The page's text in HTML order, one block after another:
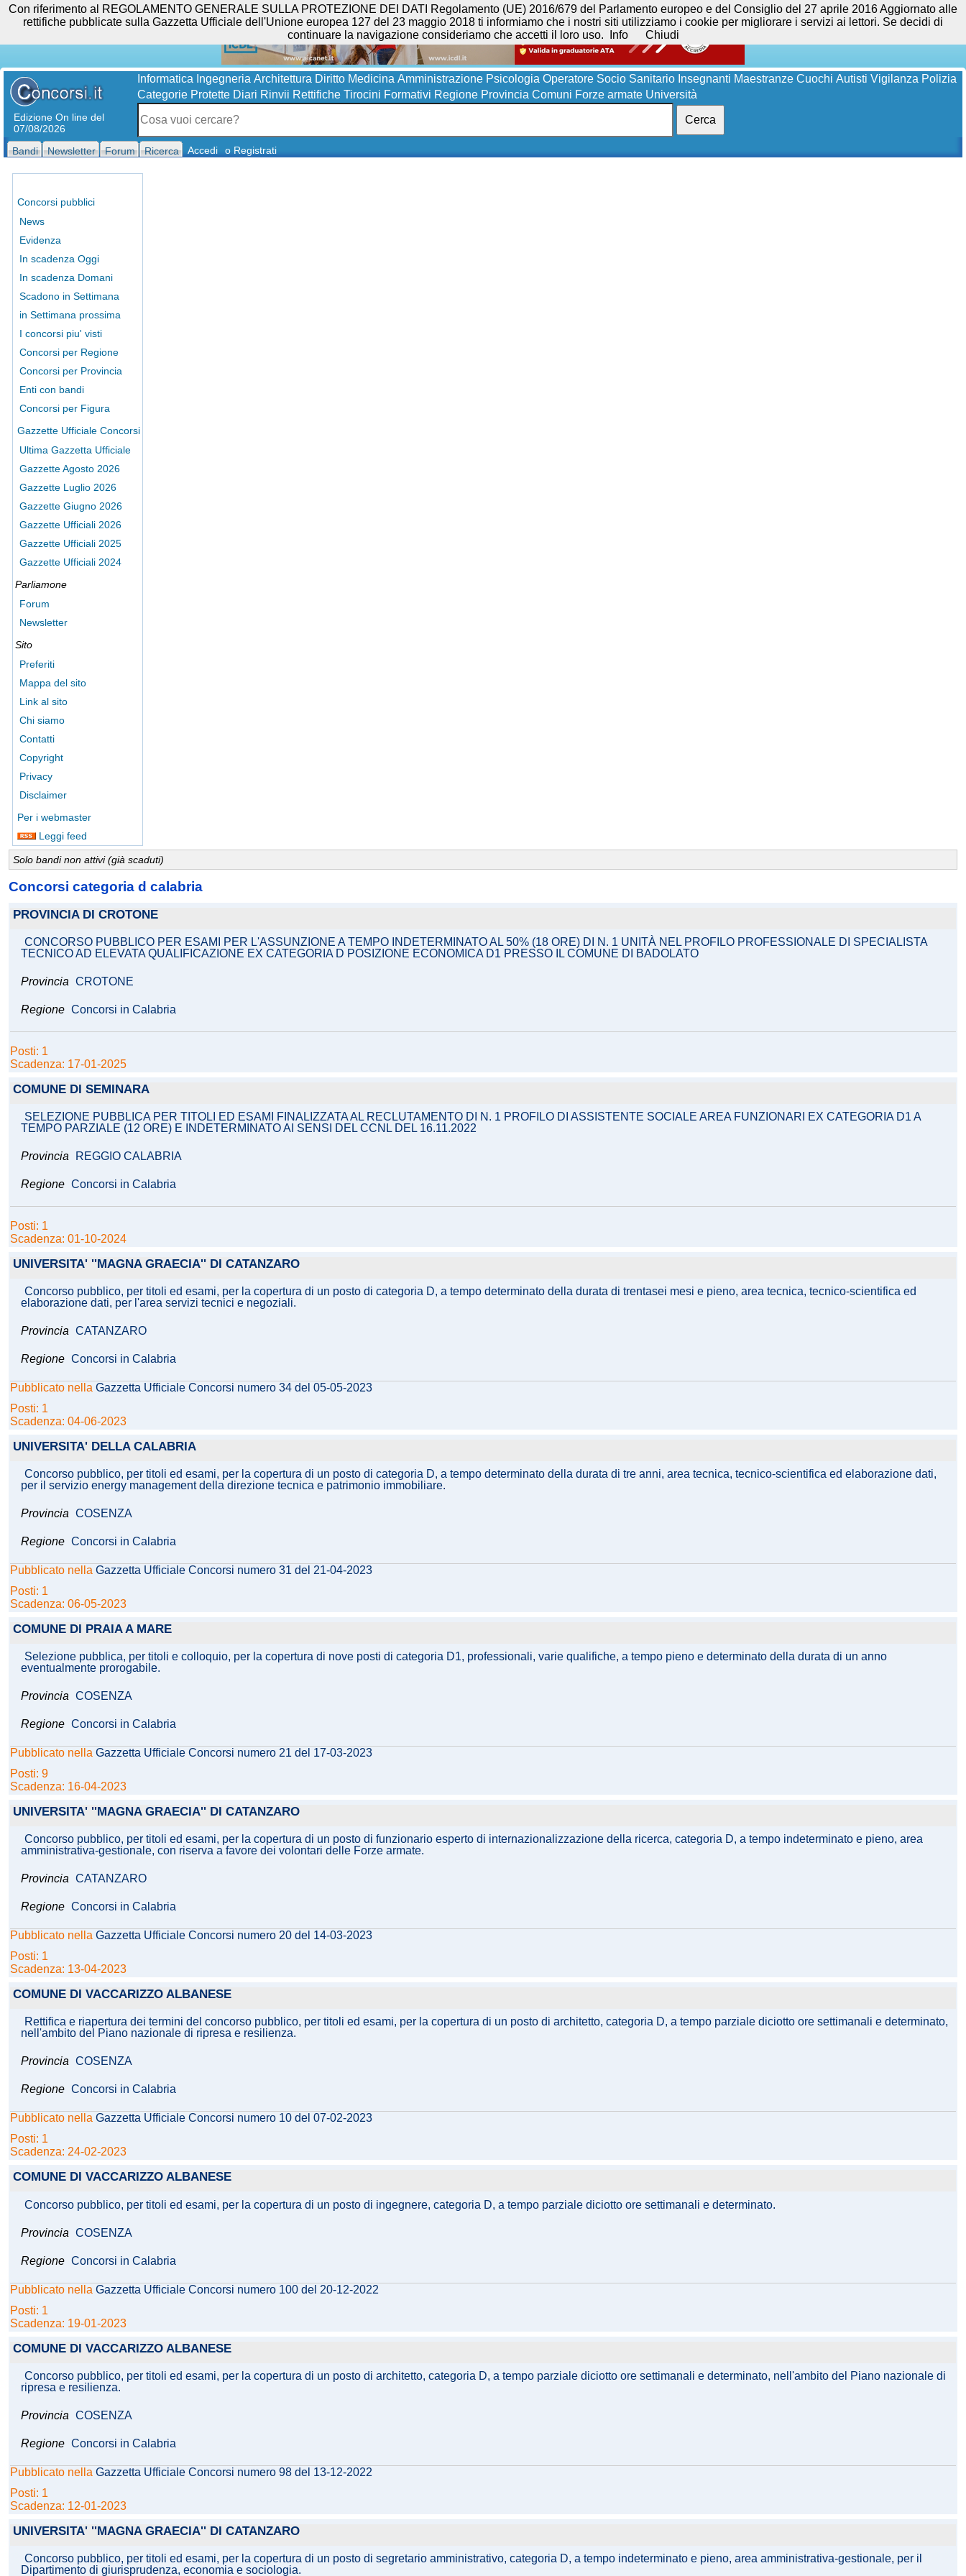
Edizione On line del
07/08/2026
Informatica Ingegneria Architettura Diritto Medicina Amministrazione Psicologia Operatore Socio Sanitario Insegnanti Maestranze Cuochi Autisti Vigilanza Polizia
Categorie Protette Diari Rinvii Rettifiche Tirocini Formativi Regione Provincia Comuni Forze armate Università
Cerca
Bandi Newsletter Forum Ricerca Accedi o Registrati
Concorsi pubblici
News
Evidenza
In scadenza Oggi
In scadenza Domani
Scadono in Settimana
in Settimana prossima
I concorsi piu' visti
Concorsi per Regione
Concorsi per Provincia
Enti con bandi
Concorsi per Figura
Gazzette Ufficiale Concorsi
Ultima Gazzetta Ufficiale
Gazzette Agosto 2026
Gazzette Luglio 2026
Gazzette Giugno 2026
Gazzette Ufficiali 2026
Gazzette Ufficiali 2025
Gazzette Ufficiali 2024
Parliamone
Forum
Newsletter
Sito
Preferiti
Mappa del sito
Link al sito
Chi siamo
Contatti
Copyright
Privacy
Disclaimer
Per i webmaster
Leggi feed
Solo bandi non attivi (già scaduti)
Concorsi categoria d calabria
PROVINCIA DI CROTONE
CONCORSO PUBBLICO PER ESAMI PER L'ASSUNZIONE A TEMPO INDETERMINATO AL 50% (18 ORE) DI N. 1 UNITÀ NEL PROFILO PROFESSIONALE DI SPECIALISTA
TECNICO AD ELEVATA QUALIFICAZIONE EX CATEGORIA D POSIZIONE ECONOMICA D1 PRESSO IL COMUNE DI BADOLATO
Provincia CROTONE
Regione Concorsi in Calabria
Posti: 1
Scadenza: 17-01-2025
COMUNE DI SEMINARA
SELEZIONE PUBBLICA PER TITOLI ED ESAMI FINALIZZATA AL RECLUTAMENTO DI N. 1 PROFILO DI ASSISTENTE SOCIALE AREA FUNZIONARI EX CATEGORIA D1 A
TEMPO PARZIALE (12 ORE) E INDETERMINATO AI SENSI DEL CCNL DEL 16.11.2022
Provincia REGGIO CALABRIA
Regione Concorsi in Calabria
Posti: 1
Scadenza: 01-10-2024
UNIVERSITA' ''MAGNA GRAECIA'' DI CATANZARO
Concorso pubblico, per titoli ed esami, per la copertura di un posto di categoria D, a tempo determinato della durata di trentasei mesi e pieno, area tecnica, tecnico-scientifica ed
elaborazione dati, per l'area servizi tecnici e negoziali.
Provincia CATANZARO
Regione Concorsi in Calabria
Pubblicato nella Gazzetta Ufficiale Concorsi numero 34 del 05-05-2023
Posti: 1
Scadenza: 04-06-2023
UNIVERSITA' DELLA CALABRIA
Concorso pubblico, per titoli ed esami, per la copertura di un posto di categoria D, a tempo determinato della durata di tre anni, area tecnica, tecnico-scientifica ed elaborazione dati,
per il servizio energy management della direzione tecnica e patrimonio immobiliare.
Provincia COSENZA
Regione Concorsi in Calabria
Pubblicato nella Gazzetta Ufficiale Concorsi numero 31 del 21-04-2023
Posti: 1
Scadenza: 06-05-2023
COMUNE DI PRAIA A MARE
Selezione pubblica, per titoli e colloquio, per la copertura di nove posti di categoria D1, professionali, varie qualifiche, a tempo pieno e determinato della durata di un anno
eventualmente prorogabile.
Provincia COSENZA
Regione Concorsi in Calabria
Pubblicato nella Gazzetta Ufficiale Concorsi numero 21 del 17-03-2023
Posti: 9
Scadenza: 16-04-2023
UNIVERSITA' ''MAGNA GRAECIA'' DI CATANZARO
Concorso pubblico, per titoli ed esami, per la copertura di un posto di funzionario esperto di internazionalizzazione della ricerca, categoria D, a tempo indeterminato e pieno, area
amministrativa-gestionale, con riserva a favore dei volontari delle Forze armate.
Provincia CATANZARO
Regione Concorsi in Calabria
Pubblicato nella Gazzetta Ufficiale Concorsi numero 20 del 14-03-2023
Posti: 1
Scadenza: 13-04-2023
COMUNE DI VACCARIZZO ALBANESE
Rettifica e riapertura dei termini del concorso pubblico, per titoli ed esami, per la copertura di un posto di architetto, categoria D, a tempo parziale diciotto ore settimanali e determinato,
nell'ambito del Piano nazionale di ripresa e resilienza.
Provincia COSENZA
Regione Concorsi in Calabria
Pubblicato nella Gazzetta Ufficiale Concorsi numero 10 del 07-02-2023
Posti: 1
Scadenza: 24-02-2023
COMUNE DI VACCARIZZO ALBANESE
Concorso pubblico, per titoli ed esami, per la copertura di un posto di ingegnere, categoria D, a tempo parziale diciotto ore settimanali e determinato.
Provincia COSENZA
Regione Concorsi in Calabria
Pubblicato nella Gazzetta Ufficiale Concorsi numero 100 del 20-12-2022
Posti: 1
Scadenza: 19-01-2023
COMUNE DI VACCARIZZO ALBANESE
Concorso pubblico, per titoli ed esami, per la copertura di un posto di architetto, categoria D, a tempo parziale diciotto ore settimanali e determinato, nell'ambito del Piano nazionale di
ripresa e resilienza.
Provincia COSENZA
Regione Concorsi in Calabria
Pubblicato nella Gazzetta Ufficiale Concorsi numero 98 del 13-12-2022
Posti: 1
Scadenza: 12-01-2023
UNIVERSITA' ''MAGNA GRAECIA'' DI CATANZARO
Concorso pubblico, per titoli ed esami, per la copertura di un posto di segretario amministrativo, categoria D, a tempo indeterminato e pieno, area amministrativa-gestionale, per il
Dipartimento di giurisprudenza, economia e sociologia.
Con riferimento al REGOLAMENTO GENERALE SULLA PROTEZIONE DEI DATI Regolamento (UE) 2016/679 del Parlamento europeo e del Consiglio del 27 aprile 2016 Aggiornato alle
rettifiche pubblicate sulla Gazzetta Ufficiale dell'Unione europea 127 del 23 maggio 2018 ti informiamo che i nostri siti utilizziamo i cookie per migliorare i servizi ai lettori. Se decidi di
continuare la navigazione consideriamo che accetti il loro uso.
Info Chiudi